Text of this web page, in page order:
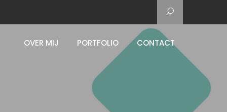
OVER MIJ PORTFOLIO CONTACT